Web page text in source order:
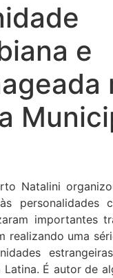
e
Natalini
personalidades
importantes
realizando uma
Latina. É autor de